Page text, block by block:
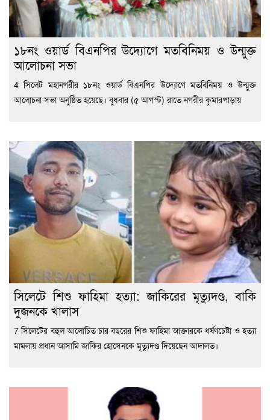
১৮নং ওয়ার্ড বিএনপির উদ্যোগে মতবিনিময় ও উন্মুক্ত
আলোচনা সভা
4 সিলেট মহানগরীর ১৮নং ওয়ার্ড বিএনপির উদ্যোগে মতবিনিময় ও উন্মুক্ত
আলোচনা সভা অনুষ্ঠিত হয়েছে। বুধবার (৫ আগস্ট) রাতে নগরীর কুমারপাড়ায়
সিলেটে শিশু ফাহিমা হত্যা: জাকিরের মৃত্যুদণ্ড, বাকি
দুজনকে খালাস
7 সিলেটের বহুল আলোচিত চার বছরের শিশু ফাহিমা আক্তারকে ধর্ষণচেষ্টা ও হত্যা
মামলায় প্রধান আসামি জাকির হোসেনকে মৃত্যুদণ্ড দিয়েছেন আদালত।